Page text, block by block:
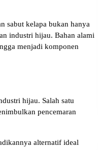
sabut kelapa bukan hanya
industri hijau. Bahan alami
menjadi komponen
hijau. Salah satu
pencemaran
alternatif ideal